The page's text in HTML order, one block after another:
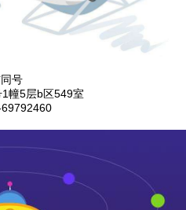
号
幢5层b区549室